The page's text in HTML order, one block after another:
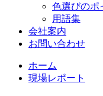
色選びのポ
用語集
会社案内
お問い合わせ
ホーム
現場レポート